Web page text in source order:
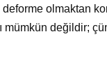
olmaktan
mümkün değildir;